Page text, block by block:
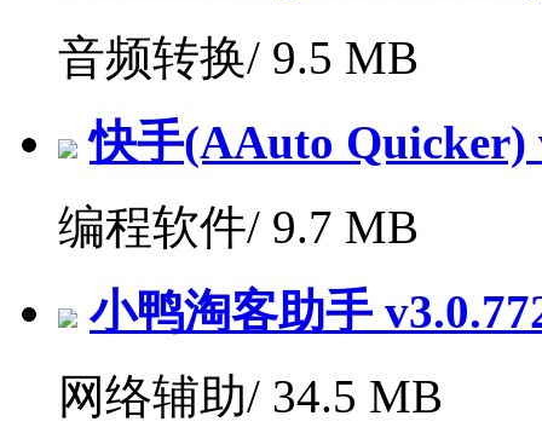
音频转换/ 9.5 MB
快手(AAuto Quicker)
编程软件/ 9.7 MB
小鸭淘客助手
网络辅助/ 34.5 MB